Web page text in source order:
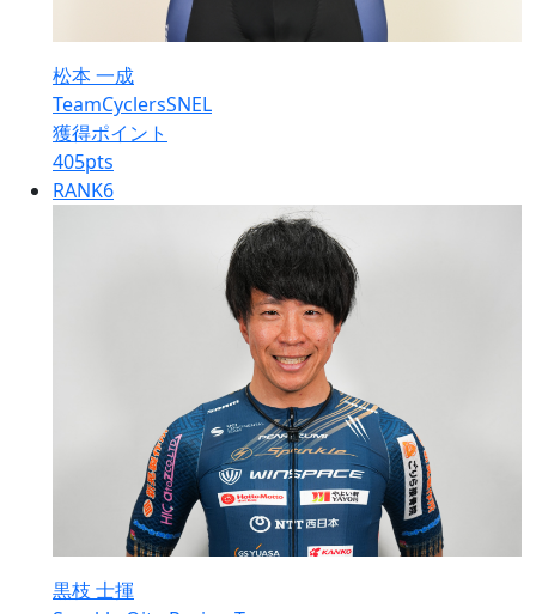
松本 一成
TeamCyclersSNEL
獲得ポイント
405pts
RANK6
黒枝 士揮